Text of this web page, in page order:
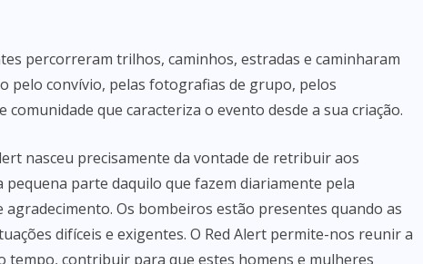
percorreram trilhos, caminhos, estradas e caminharam
pelo convívio, pelas fotografias de grupo, pelos
que caracteriza o evento desde a sua criação.
nasceu precisamente da vontade de retribuir aos
parte daquilo que fazem diariamente pela
agradecimento. Os bombeiros estão presentes quando as
difíceis e exigentes. O Red Alert permite-nos reunir a
tempo, contribuir para que estes homens e mulheres